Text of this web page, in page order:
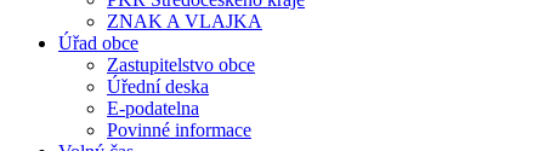
ZNAK A VLAJKA
Úřad obce
Zastupitelstvo obce
Úřední deska
E-podatelna
Povinné informace